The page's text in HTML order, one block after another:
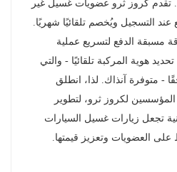
تقدم كروز ثرو عضويات غسيل غير
التسجيل ويُخصم تلقائيًا شهريًا.
مسبقة الدفع لتسريع عملية
هوية المركبة تلقائيًا - والتي
- متوفرة آنذاك. لذا، انطلق
لكروز ثرو، لتطوير
تجعل زيارات غسيل السيارات
العضويات وتعزيز قيمتها.